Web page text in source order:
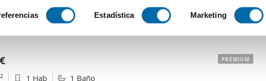
activamente para buscar características específicas (huellas
. Puede cambiar o retirar su consentimiento en cualquier momento
Estadística Marketing
Ordenación Enalquiler
2 1 Hab 1 Baño
PREMIUM